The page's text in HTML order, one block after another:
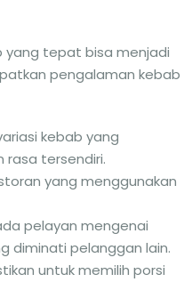
yang tepat bisa menjadi
pengalaman kebab
kebab yang
rasa tersendiri.
yang menggunakan
pelayan mengenai
diminati pelanggan lain.
untuk memilih porsi